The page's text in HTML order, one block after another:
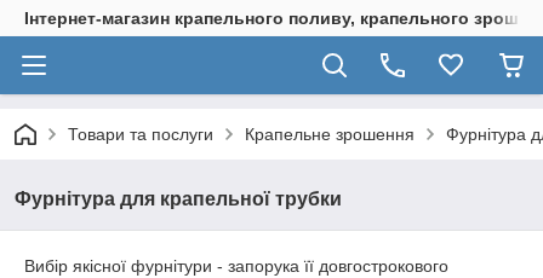
Інтернет-магазин крапельного поливу, крапельного
Товари та послуги Крапельне зрошення Фурнітура
Фурнітура для крапельної трубки
Вибір якісної фурнітури - запорука її довгострокового